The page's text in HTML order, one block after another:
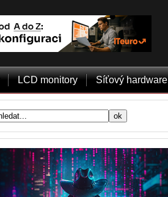
LCD monitory Síťový hardware